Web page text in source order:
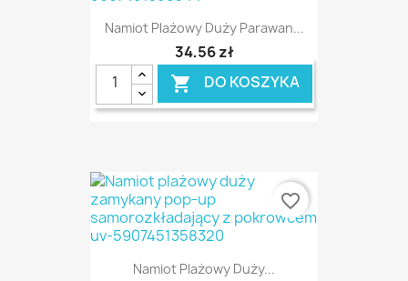
Namiot Plażowy Duży Parawan...
34,56 zł
 DO KOSZYKA
Namiot Plażowy Duży...
favorite_border